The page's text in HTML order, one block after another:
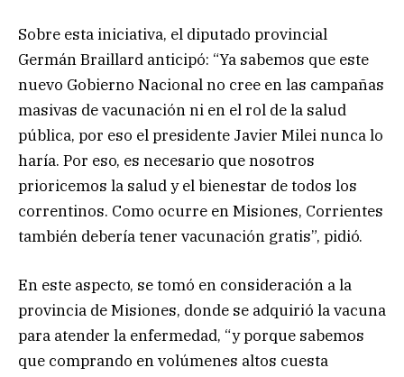
Sobre esta iniciativa, el diputado provincial
Germán Braillard anticipó: “Ya sabemos que este
nuevo Gobierno Nacional no cree en las campañas
masivas de vacunación ni en el rol de la salud
pública, por eso el presidente Javier Milei nunca lo
haría. Por eso, es necesario que nosotros
prioricemos la salud y el bienestar de todos los
correntinos. Como ocurre en Misiones, Corrientes
también debería tener vacunación gratis”, pidió.
En este aspecto, se tomó en consideración a la
provincia de Misiones, donde se adquirió la vacuna
para atender la enfermedad, “y porque sabemos
que comprando en volúmenes altos cuesta